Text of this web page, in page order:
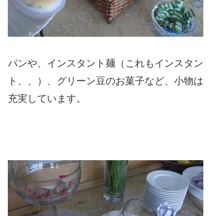
パンや、インスタント麺（これもインスタン
ト、、）、グリーン豆のお菓子など、小物は
充実しています。